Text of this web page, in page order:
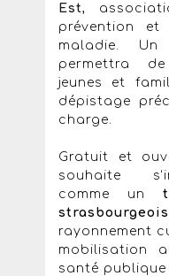
Est,
prévention
maladie.
permettra
jeunes et
dépistage
charge.
Gratuit et
souhaite
comme un
strasbourgeois
rayonnement
mobilisation
santé publique